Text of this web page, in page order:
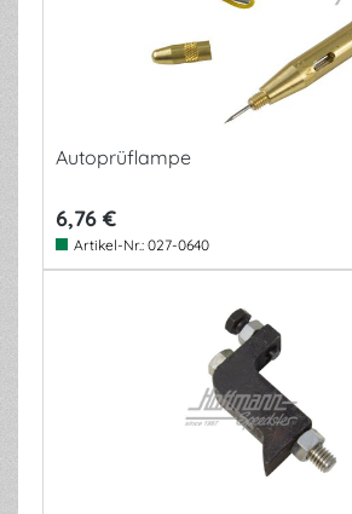
Autoprüflampe
6,76 €
Artikel-Nr.: 027-0640